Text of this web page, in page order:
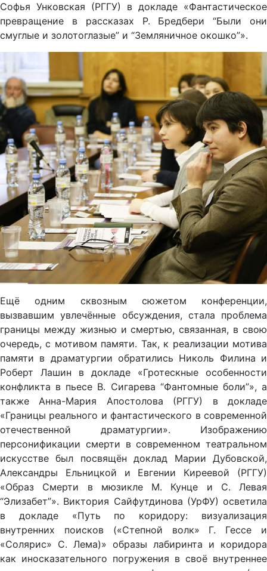
Софья Унковская (РГГУ) в докладе «Фантастическое
превращение в рассказах Р. Бредбери “Были они
смуглые и золотоглазые” и “Земляничное окошко”».
Ещё одним сквозным сюжетом конференции,
вызвавшим увлечённые обсуждения, стала проблема
границы между жизнью и смертью, связанная, в свою
очередь, с мотивом памяти. Так, к реализации мотива
памяти в драматургии обратились Николь Филина и
Роберт Лашин в докладе «Гротескные особенности
конфликта в пьесе В. Сигарева “Фантомные боли”», а
также Анна-Мария Апостолова (РГГУ) в докладе
«Границы реального и фантастического в современной
отечественной драматургии». Изображению
персонификации смерти в современном театральном
искусстве был посвящён доклад Марии Дубовской,
Александры Ельницкой и Евгении Киреевой (РГГУ)
«Образ Смерти в мюзикле М. Кунце и С. Левая
“Элизабет”». Виктория Сайфутдинова (УрФУ) осветила
в докладе «Путь по коридору: визуализация
внутренних поисков («Степной волк» Г. Гессе и
«Солярис» С. Лема)» образы лабиринта и коридора
как иносказательного погружения в своё внутреннее